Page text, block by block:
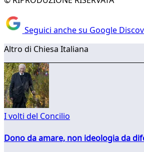
Seguici anche su Google
Altro di Chiesa Italiana
I volti del Concilio
Dono da amare, non ideologia da